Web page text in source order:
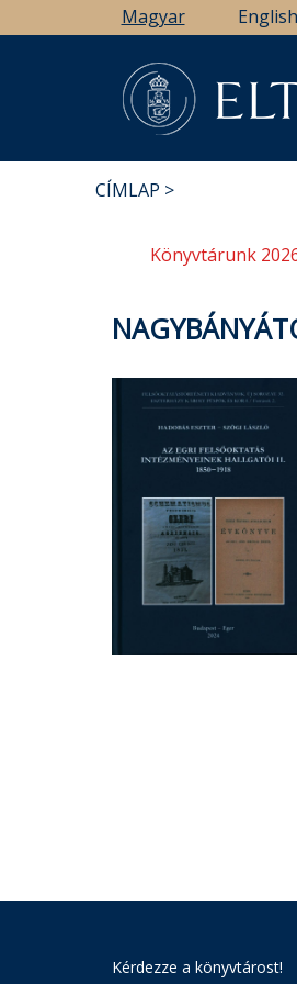
a
Magyar English
CÍMLAP
Könyvtárunk
Kérdezze a könyvtárost!